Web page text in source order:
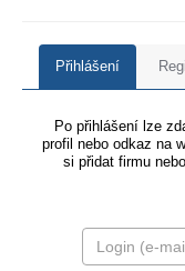
Přihlášení
Po přihlášení lze
profil nebo odkaz na
si přidat firmu